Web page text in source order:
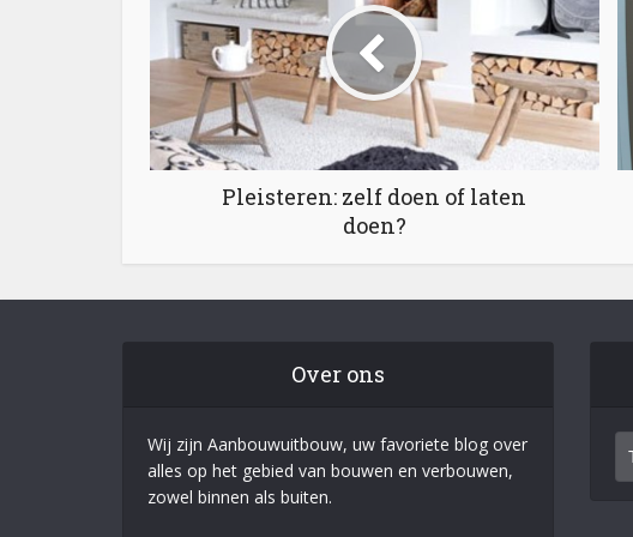
Pleisteren: zelf doen of laten
doen?
Over ons
Wij zijn Aanbouwuitbouw, uw favoriete blog over
alles op het gebied van bouwen en verbouwen,
zowel binnen als buiten.